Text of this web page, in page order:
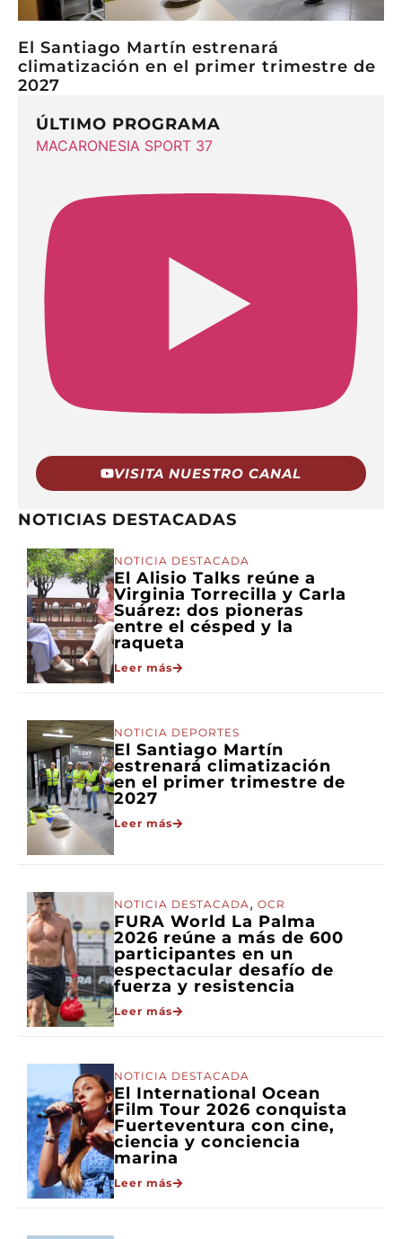
El Santiago Martín estrenará
climatización en el primer trimestre de
2027
ÚLTIMO PROGRAMA
MACARONESIA SPORT 37
VISITA NUESTRO CANAL
NOTICIAS DESTACADAS
NOTICIA DESTACADA
El Alisio Talks reúne a
Virginia Torrecilla y Carla
Suárez: dos pioneras
entre el césped y la
raqueta
Leer más
NOTICIA DEPORTES
El Santiago Martín
estrenará climatización
en el primer trimestre de
2027
Leer más
NOTICIA DESTACADA , OCR
FURA World La Palma
2026 reúne a más de 600
participantes en un
espectacular desafío de
fuerza y resistencia
Leer más
NOTICIA DESTACADA
El International Ocean
Film Tour 2026 conquista
Fuerteventura con cine,
ciencia y conciencia
marina
Leer más